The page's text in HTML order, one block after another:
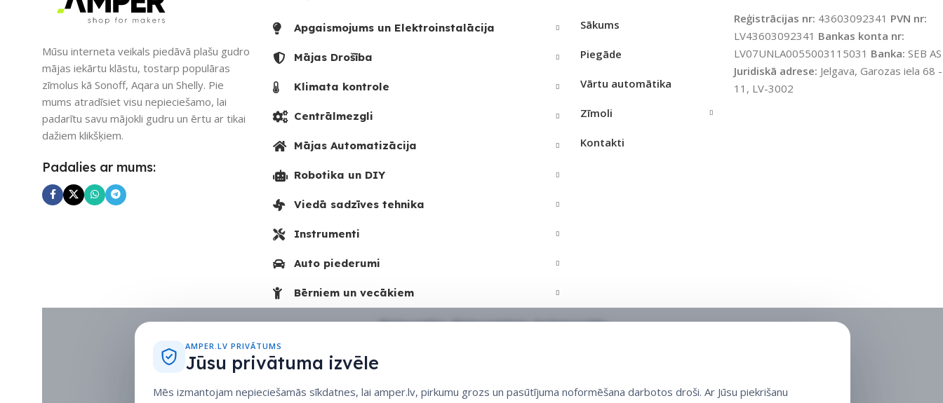
UZREIZ PIEEJAMAIS
SKAITS
SKAITS
SKAITS
Mūsu interneta veikals piedāvā plašu gudro
mājas iekārtu klāstu, tostarp populāras
zīmolus kā Sonoff, Aqara un Shelly. Pie
mums atradīsiet visu nepieciešamo, lai
padarītu savu mājokli gudru un ērtu ar tikai
dažiem klikšķiem.
Padalies ar mums:
Apgaismojums un Elektroinstalācija
Mājas Drošība
Klimata kontrole
Centrālmezgli
Mājas Automatizācija
Robotika un DIY
Viedā sadzīves tehnika
Instrumenti
Auto piederumi
Bērniem un vecākiem
Sākums
Piegāde
Vārtu automātika
Zīmoli
Kontakti
Reģistrācijas nr: 43603092341 PVN nr:
LV43603092341 Bankas konta nr:
LV07UNLA0055003115031 Banka: SEB AS
Juridiskā adrese: Jelgava, Garozas iela 68 -
11, LV-3002
AMPER.LV PRIVĀTUMS
Jūsu privātuma izvēle
Mēs izmantojam nepieciešamās sīkdatnes, lai amper.lv, pirkumu grozs un pasūtījuma noformēšana darbotos droši. Ar Jūsu piekrišanu
Sīkdatņu politika• Sīkdatņu iestatījumi •Privātuma politika